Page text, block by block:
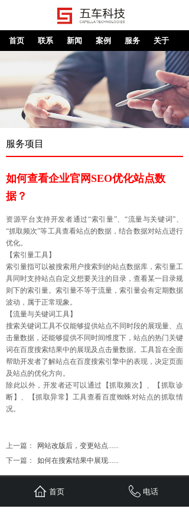
首页 联系 新闻 案例 服务 关于
服务项目
如何查看企业官网SEO优化站点数
据？
资源平台支持开发者通过“索引量”、“流量与关键词”、
“抓取频次”等工具查看站点的数据，结合数据对站点进行
优化。
【索引量工具】
索引量指可以被搜索用户搜索到的站点数据库，索引量工
具同时支持站点自定义想要关注的目录，查看某一目录规
则下的索引量。索引量不等于流量，索引量会有定期数据
波动，属于正常现象。
【流量与关键词工具】
搜索关键词工具不仅能够提供站点不同时段的展现量、点
击量数据，还能够提供不同时间维度下，站点的热门关键
词在百度搜索结果中的展现及点击量数据。工具旨在全面
帮助开发者了解站点在百度搜索引擎中的表现，决定页面
及站点的优化方向。
除此以外，开发者还可以通过【抓取频次】、【抓取诊
断】、【抓取异常】工具查看百度蜘蛛对站点的抓取情
况。
上一篇：
网站改版后，变更站点......
下一篇：
如何在搜索结果中展现......
联系 服务 关于
首页 电话